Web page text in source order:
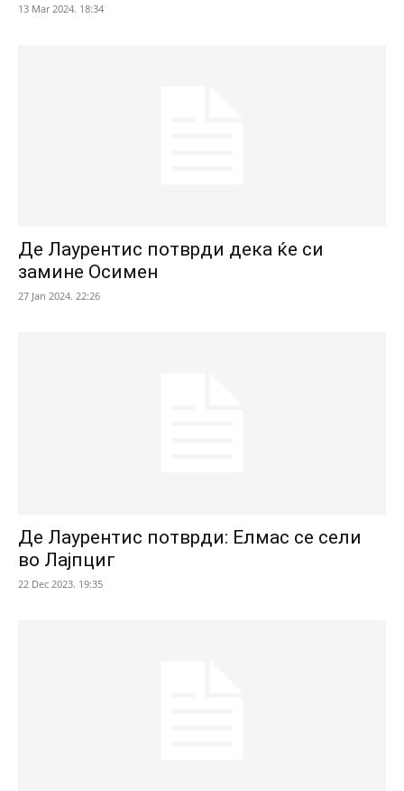
13 Mar 2024. 18:34
Де Лаурентис потврди дека ќе си
замине Осимен
27 Jan 2024. 22:26
Де Лаурентис потврди: Елмас се сели
во Лајпциг
22 Dec 2023. 19:35